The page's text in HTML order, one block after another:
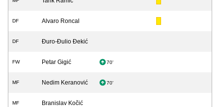
DF Alvaro Roncal
DF Đuro-Đulio Đekić
FW Petar Gigić 70'
MF Nedim Keranović 70'
MF Branislav Kočić